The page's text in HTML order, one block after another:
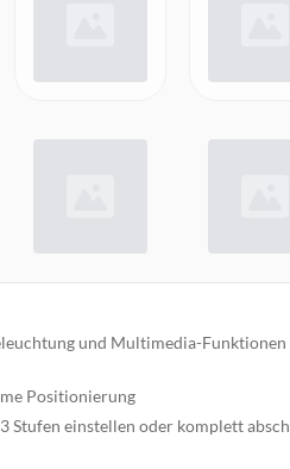
und Multimedia-
Positionierung
Stufen einstellen oder komplett